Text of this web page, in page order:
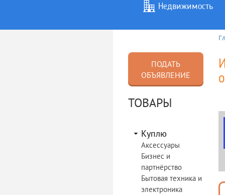
Недвижимость
Услуги
ПОДАТЬ
ОБЪЯВЛЕНИЕ
ТОВАРЫ
Куплю
Аксессуары
Бизнес и
партнёрство
Бытовая техника и
электроника